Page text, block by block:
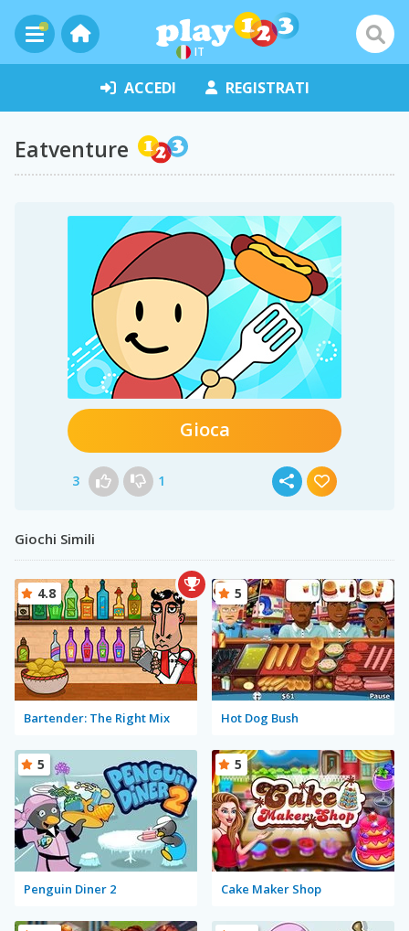
IT
ACCEDI REGISTRATI
Eatventure
Gioca
3 1
Giochi Simili
Bartender: The Right Mix
4.8
Hot Dog Bush
5
Penguin Diner 2
5
Cake Maker Shop
5